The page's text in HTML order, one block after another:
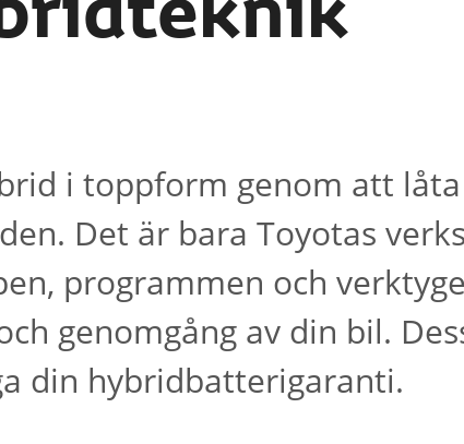
i toppform genom att
Det är bara Toyotas
programmen och
genomgång av din bil.
din hybridbatterigaranti.